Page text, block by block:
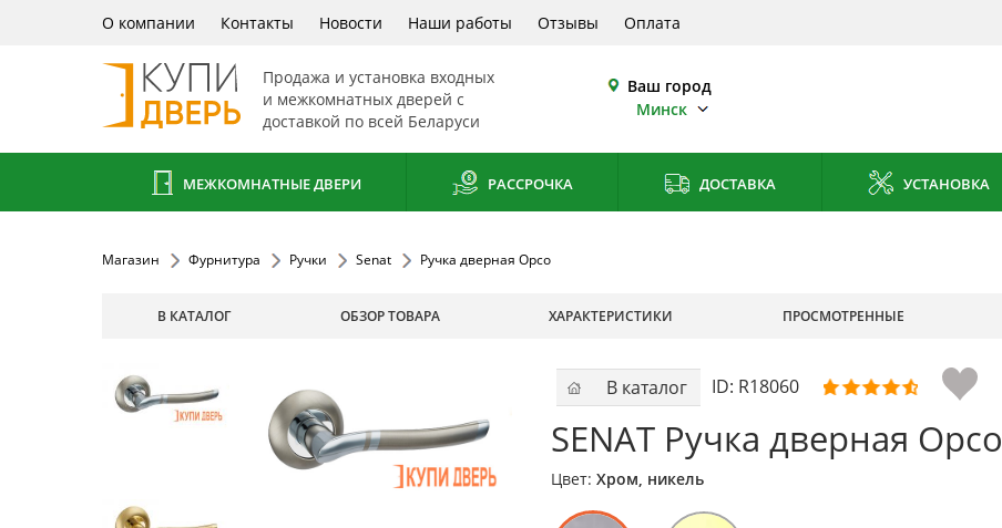
О компании Контакты Новости Наши работы Отзывы Оплата
Продажа и установка входных
и межкомнатных дверей с
доставкой по всей Беларуси
Ваш город
Минск
МЕЖКОМНАТНЫЕ ДВЕРИ РАССРОЧКА ДОСТАВКА УСТАНОВКА
Магазин Фурнитура Ручки Senat Ручка дверная Орсо
В КАТАЛОГ ОБЗОР ТОВАРА ХАРАКТЕРИСТИКИ ПРОСМОТРЕННЫЕ
В каталог ID: R18060
SENAT Ручка дверная Орсо
Цвет: Хром, никель